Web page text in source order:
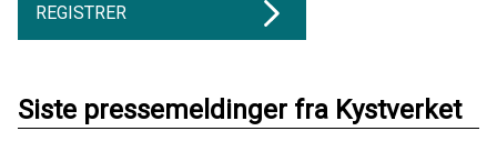
REGISTRER
Siste pressemeldinger fra Kystverket